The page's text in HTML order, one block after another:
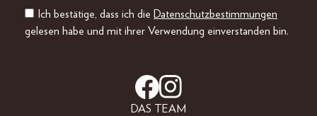
Ich bestätige, dass ich die Datenschutzbestimmungen
gelesen habe und mit ihrer Verwendung einverstanden bin.
DAS TEAM